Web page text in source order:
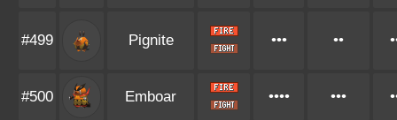
#499 Pignite ••• ••
#500 Emboar •••• •••